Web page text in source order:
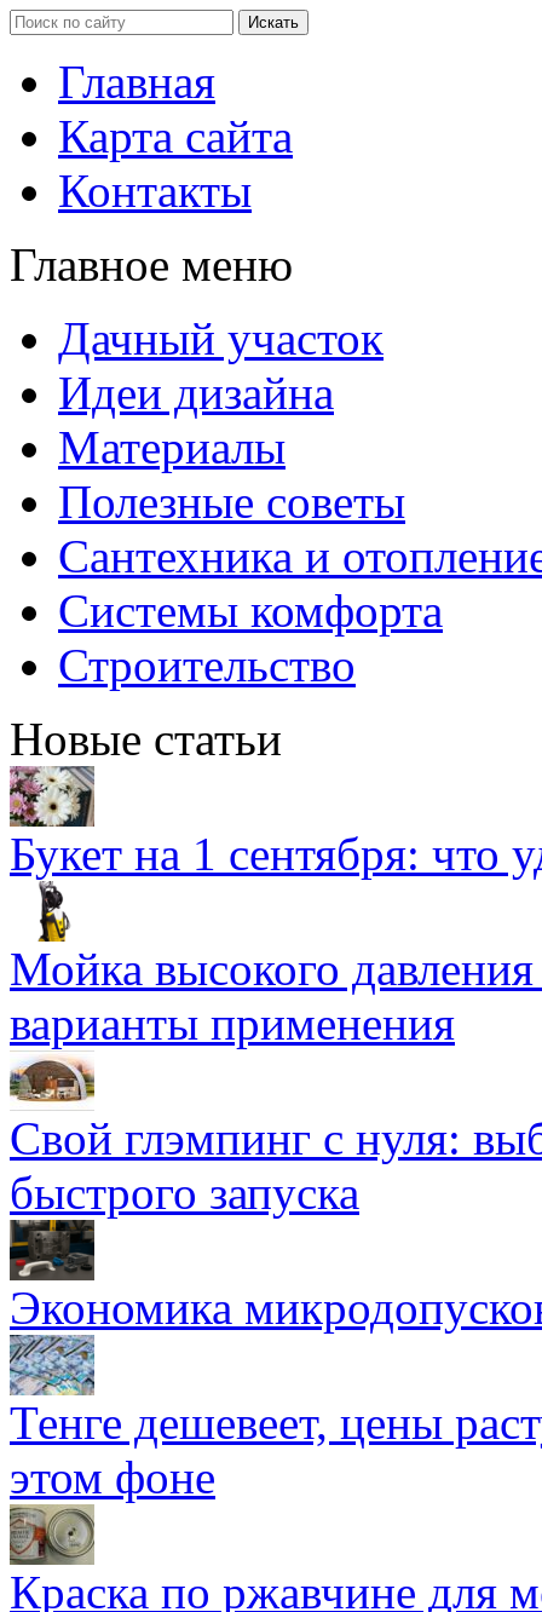
Главная
Карта сайта
Контакты
Главное меню
Дачный участок
Идеи дизайна
Материалы
Полезные советы
Сантехника и
Системы комфорта
Строительство
Новые статьи
Букет на 1 сентября: что
Мойка высокого
варианты применения
Свой глэмпинг с нуля:
быстрого запуска
Экономика
Тенге дешевеет, цены
этом фоне
Краска по ржавчине для